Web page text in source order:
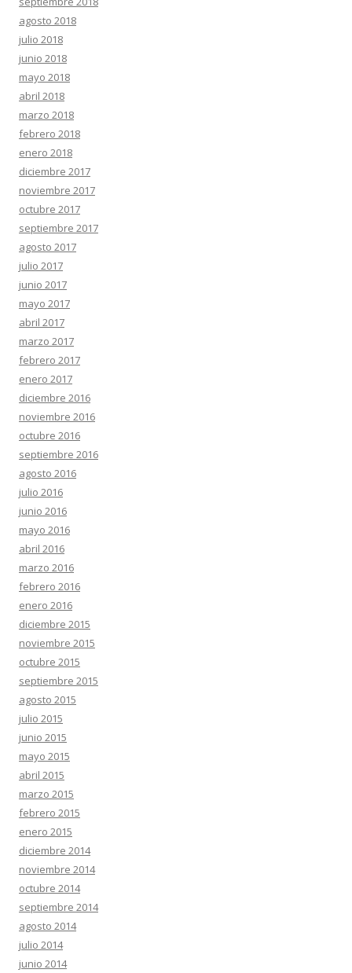
agosto 2018
julio 2018
junio 2018
mayo 2018
abril 2018
marzo 2018
febrero 2018
enero 2018
diciembre 2017
noviembre 2017
octubre 2017
septiembre 2017
agosto 2017
julio 2017
junio 2017
mayo 2017
abril 2017
marzo 2017
febrero 2017
enero 2017
diciembre 2016
noviembre 2016
octubre 2016
septiembre 2016
agosto 2016
julio 2016
junio 2016
mayo 2016
abril 2016
marzo 2016
febrero 2016
enero 2016
diciembre 2015
noviembre 2015
octubre 2015
septiembre 2015
agosto 2015
julio 2015
junio 2015
mayo 2015
abril 2015
marzo 2015
febrero 2015
enero 2015
diciembre 2014
noviembre 2014
octubre 2014
septiembre 2014
agosto 2014
julio 2014
junio 2014